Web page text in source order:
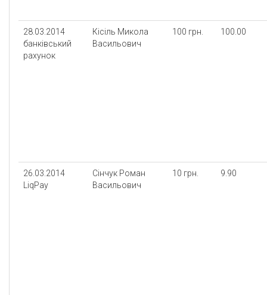
28.03.2014
банківський
рахунок
Кісіль Микола
Васильович
100 грн. 100.00
26.03.2014
LiqPay
Сінчук Роман
Васильович
10 грн. 9.90